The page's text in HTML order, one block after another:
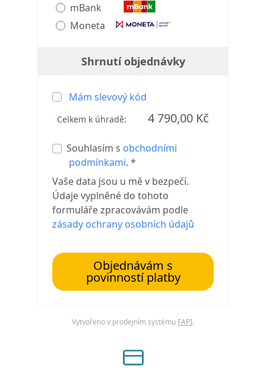
mBank
Moneta
Shrnutí objednávky
Mám slevový kód
Celkem k úhradě: 4 790,00 Kč
Souhlasím s obchodními
podmínkami. *
Vaše data jsou u mě v bezpečí.
Údaje vyplněné do tohoto
formuláře zpracovávám podle
zásady ochrany osobních údajů
Objednávám s
povinností platby
Vytvořeno v prodejním systému FAPI.